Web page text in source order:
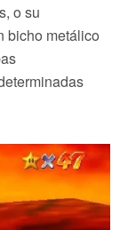
o su
bicho metálico